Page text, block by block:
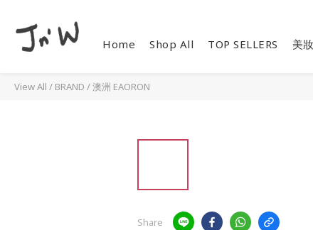
Home Shop All TOP SELLERS 美
View All / BRAND /澳洲 EAORON
Share